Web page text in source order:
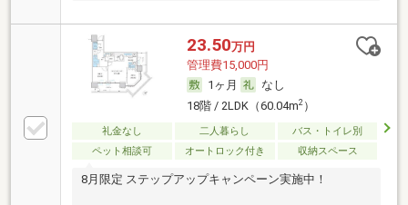
23.50万円
管理費15,000円
1ヶ月
なし
18階 / 2LDK（60.04m2）
礼金なし 二人暮らし
バス・トイレ別
ペット相談可
オートロック付き 収納スペース
8月限定 ステップアップキャンペーン実施中！